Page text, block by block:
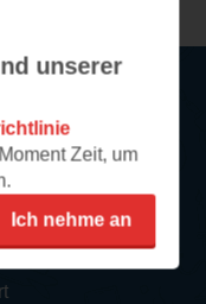
unserer
Zeit, um
Ich nehme an